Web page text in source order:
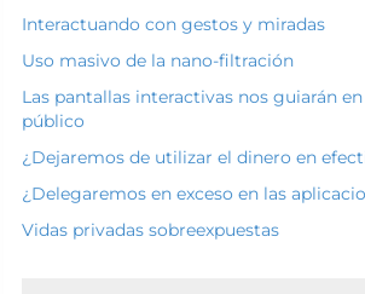
Interactuando con gestos y miradas
Uso masivo de la nano-filtración
Las pantallas interactivas nos guiarán
público
¿Dejaremos de utilizar el dinero en
¿Delegaremos en exceso en las
Vidas privadas sobreexpuestas